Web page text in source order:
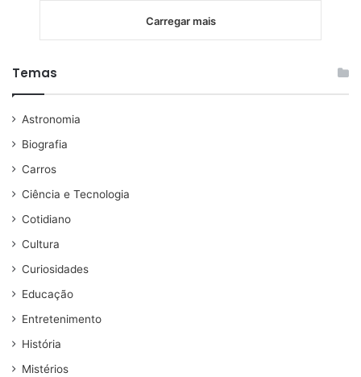
Carregar mais
Temas
Astronomia
Biografia
Carros
Ciência e Tecnologia
Cotidiano
Cultura
Curiosidades
Educação
Entretenimento
História
Mistérios